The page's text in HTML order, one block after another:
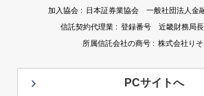
加入協会 : 日本証券業協会 一般社団法人金
信託契約代理業 : 登録番号 近畿財務局
所属信託会社の商号 : 株式会社り
PCサイトへ